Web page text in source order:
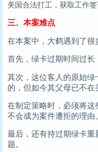
美国合法打工，获取工作
三、本案难点
在本案中，大鹤遇到了很
首先，绿卡过期时间过长
其次，这位客人的原始绿
的，但如今其父母已不在
在制定策略时，必须将
不会成为案件遭拒的理由
最后，还有持过期绿卡重
题。